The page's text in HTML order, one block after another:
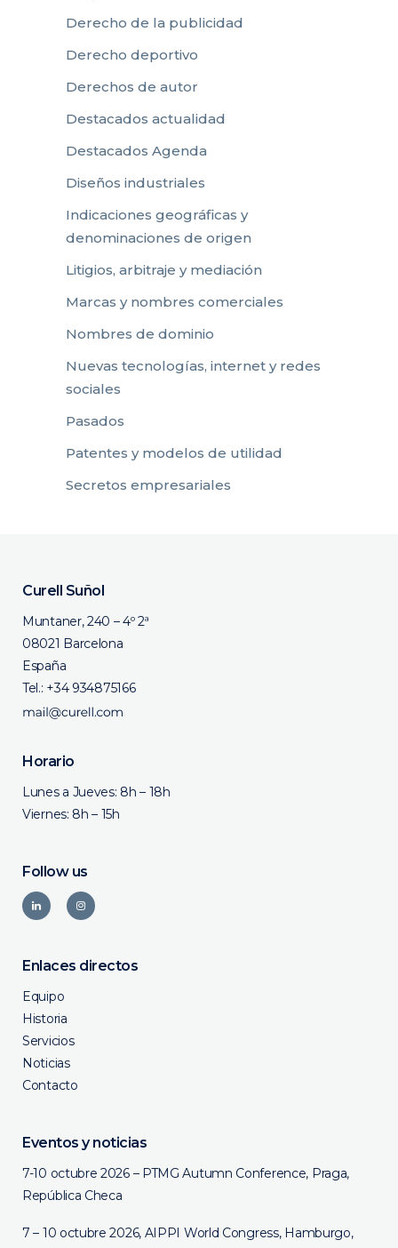
Derecho de la publicidad
Derecho deportivo
Derechos de autor
Destacados actualidad
Destacados Agenda
Diseños industriales
Indicaciones geográficas y
denominaciones de origen
Litigios, arbitraje y mediación
Marcas y nombres comerciales
Nombres de dominio
Nuevas tecnologías, internet y redes
sociales
Pasados
Patentes y modelos de utilidad
Secretos empresariales
Curell Suñol
Muntaner, 240 – 4º 2ª
08021 Barcelona
España
Tel.: +34 934875166
Horario
Lunes a Jueves: 8h – 18h
Viernes: 8h – 15h
Follow us
Enlaces directos
Equipo
Historia
Servicios
Noticias
Contacto
Eventos y noticias
7-10 octubre 2026 – PTMG Autumn Conference, Praga,
República Checa
7 – 10 octubre 2026, AIPPI World Congress, Hamburgo,